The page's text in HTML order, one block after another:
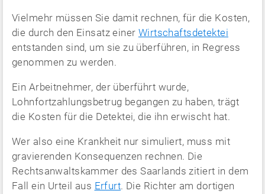
Vielmehr müssen Sie damit rechnen, für die Kosten,
die durch den Einsatz einer Wirtschaftsdetektei
entstanden sind, um sie zu überführen, in Regress
genommen zu werden.
Ein Arbeitnehmer, der überführt wurde,
Lohnfortzahlungsbetrug begangen zu haben, trägt
die Kosten für die Detektei, die ihn erwischt hat.
Wer also eine Krankheit nur simuliert, muss mit
gravierenden Konsequenzen rechnen. Die
Rechtsanwaltskammer des Saarlands zitiert in dem
Fall ein Urteil aus Erfurt. Die Richter am dortigen